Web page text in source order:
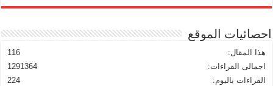
احصائيات الموقع
116
هذا المقال:
1291364
اجمالى القراءات:
224
القراءات باليوم: